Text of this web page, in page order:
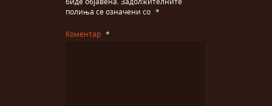
полиња се означени со *
Коментар *